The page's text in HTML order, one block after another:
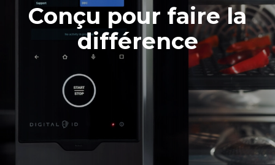
Conçu pour faire la
différence